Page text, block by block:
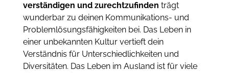
verständigen und zurechtzufinden trägt
wunderbar zu deinen Kommunikations- und
Problemlösungsfähigkeiten bei. Das Leben in
einer unbekannten Kultur vertieft dein
Verständnis für Unterschiedlichkeiten und
Diversitäten. Das Leben im Ausland ist für viele